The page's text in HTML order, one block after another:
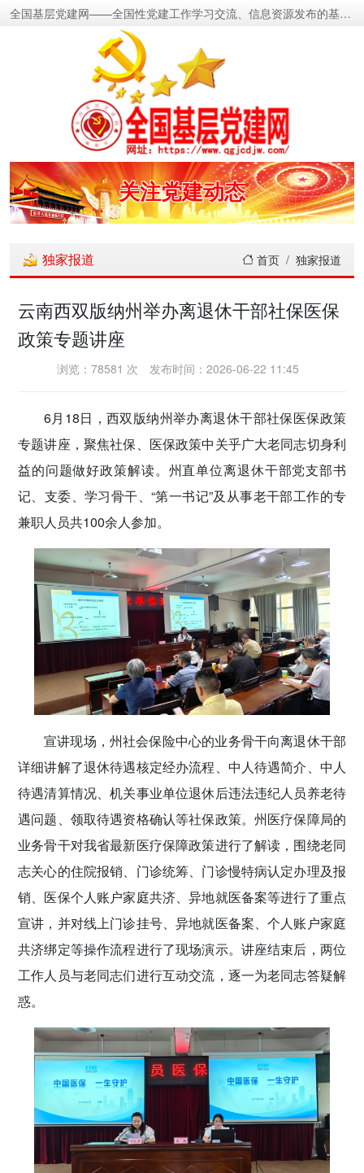
全国基层党建网——全国性党建工作学习交流、信息资源发布的基层党建新闻门户网
密切党群关系
传递党的声音
关注党建动态
传播党建理论
传递党的声音
独家报道 首页 独家报道
云南西双版纳州举办离退休干部社保医保
政策专题讲座
浏览：78581 次 发布时间：2026-06-22 11:45
6月18日，西双版纳州举办离退休干部社保医保政策
专题讲座，聚焦社保、医保政策中关乎广大老同志切身利
益的问题做好政策解读。州直单位离退休干部党支部书
记、支委、学习骨干、“第一书记”及从事老干部工作的专
兼职人员共100余人参加。
宣讲现场，州社会保险中心的业务骨干向离退休干部
详细讲解了退休待遇核定经办流程、中人待遇简介、中人
待遇清算情况、机关事业单位退休后违法违纪人员养老待
遇问题、领取待遇资格确认等社保政策。州医疗保障局的
业务骨干对我省最新医疗保障政策进行了解读，围绕老同
志关心的住院报销、门诊统筹、门诊慢特病认定办理及报
销、医保个人账户家庭共济、异地就医备案等进行了重点
宣讲，并对线上门诊挂号、异地就医备案、个人账户家庭
共济绑定等操作流程进行了现场演示。讲座结束后，两位
工作人员与老同志们进行互动交流，逐一为老同志答疑解
惑。